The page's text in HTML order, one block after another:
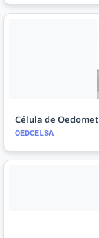
Célula de
OEDCELSA